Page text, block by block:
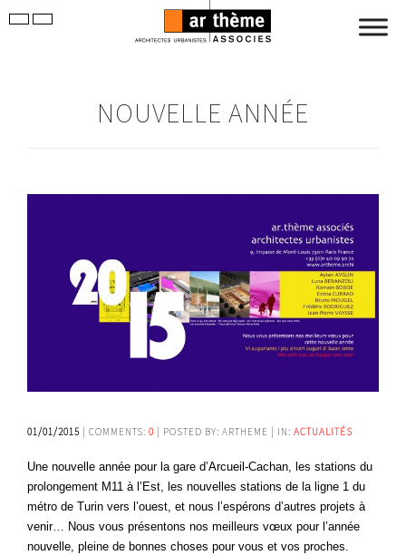
NOUVELLE ANNÉE
01/01/2015 | COMMENTS: 0 | POSTED BY: ARTHEME | IN: ACTUALITÉS
Une nouvelle année pour la gare d’Arcueil-Cachan, les stations du
prolongement M11 à l’Est, les nouvelles stations de la ligne 1 du
métro de Turin vers l’ouest, et nous l’espérons d’autres projets à
venir… Nous vous présentons nos meilleurs vœux pour l’année
nouvelle, pleine de bonnes choses pour vous et vos proches.